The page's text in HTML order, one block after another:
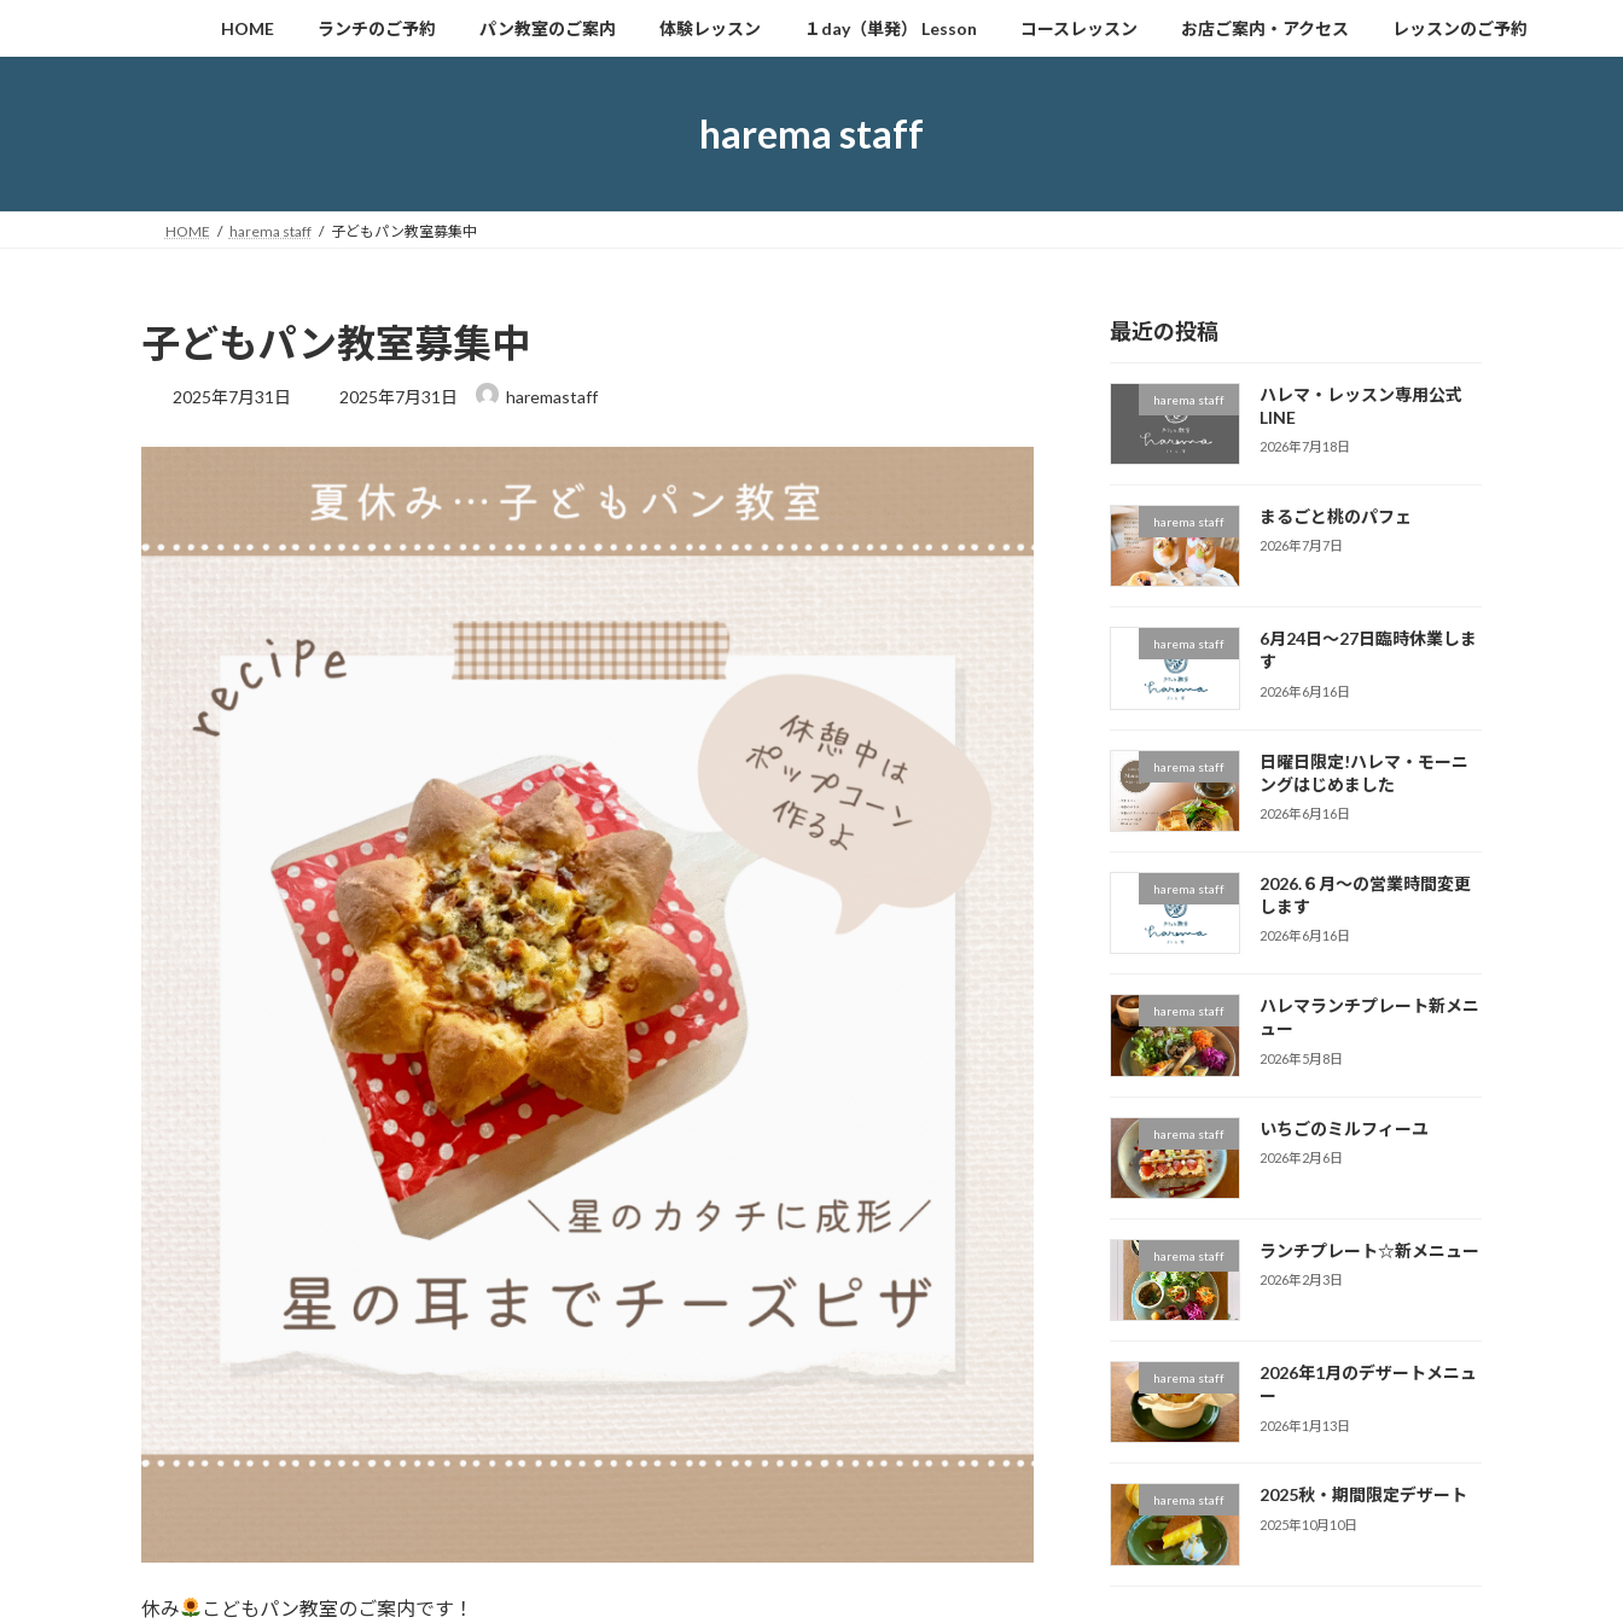
キ
に
HOME ランチのご予約 パン教室のご案内 体験レッスン １day（単発） Lesson コースレッスン お店ご案内・アクセス レッスンのご予約
harema staff
HOME harema staff 子どもパン教室募集中
子どもパン教室募集中
2025年7月31日
最
日
時
2025年7月31日 haremastaff
休み こどもパン教室のご案内です！
最近の投稿
harema staff
ハレマ・レッスン専用公式
LINE
2026年7月18日
harema staff まるごと桃のパフェ
2026年7月7日
harema staff
6月24日～27日臨時休業しま
す
2026年6月16日
harema staff
日曜日限定!ハレマ・モーニ
ングはじめました
2026年6月16日
harema staff
2026.６月～の営業時間変更
します
2026年6月16日
harema staff
ハレマランチプレート新メニ
ュー
2026年5月8日
harema staff いちごのミルフィーユ
2026年2月6日
harema staff ランチプレート☆新メニュー
2026年2月3日
harema staff
2026年1月のデザートメニュ
ー
2026年1月13日
harema staff 2025秋・期間限定デザート
2025年10月10日